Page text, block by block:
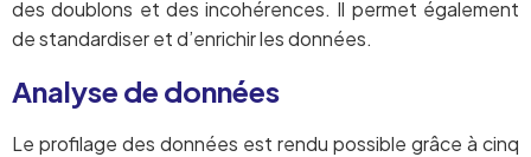
des doublons et des incohérences. Il permet également
de standardiser et d’enrichir les données.
Analyse de données
Le profilage des données est rendu possible grâce à cinq